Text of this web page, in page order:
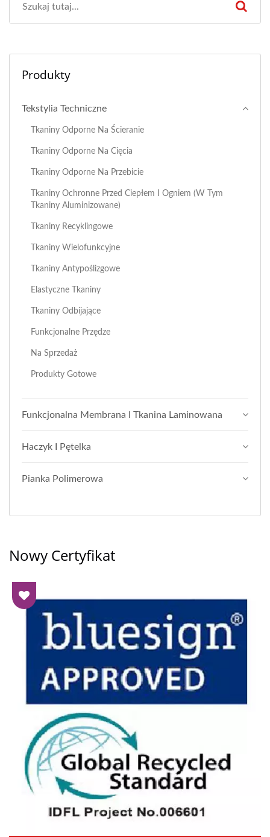
Produkty
Tekstylia Techniczne
Tkaniny Odporne Na Ścieranie
Tkaniny Odporne Na Cięcia
Tkaniny Odporne Na Przebicie
Tkaniny Ochronne Przed Ciepłem I Ogniem (w Tym
Tkaniny Aluminizowane)
Tkaniny Recyklingowe
Tkaniny Wielofunkcyjne
Tkaniny Antypoślizgowe
Elastyczne Tkaniny
Tkaniny Odbijające
Funkcjonalne Przędze
Na Sprzedaż
Produkty Gotowe
Funkcjonalna Membrana I Tkanina Laminowana
Haczyk I Pętelka
Pianka Polimerowa
Nowy Certyfikat